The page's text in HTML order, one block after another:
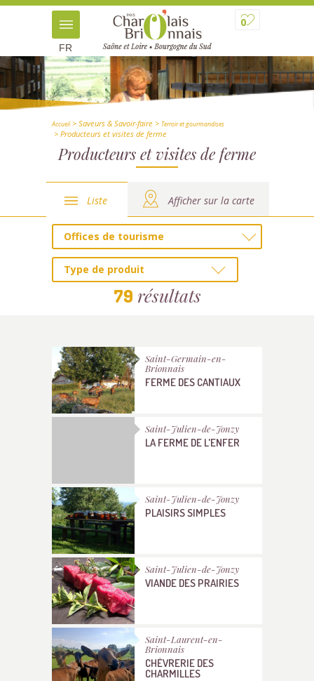
0
FR
Accueil> Saveurs & Savoir-faire > Terroir et gourmandises
> Producteurs et visites de ferme
Producteurs et visites de ferme
Liste Afficher sur la carte
Offices de tourisme
Type de produit
79 résultats
Saint-Germain-en-
Brionnais
FERME DES CANTIAUX
Saint-Julien-de-Jonzy
LA FERME DE L'ENFER
Saint-Julien-de-Jonzy
PLAISIRS SIMPLES
Saint-Julien-de-Jonzy
VIANDE DES PRAIRIES
Saint-Laurent-en-
Brionnais
CHÈVRERIE DES
CHARMILLES